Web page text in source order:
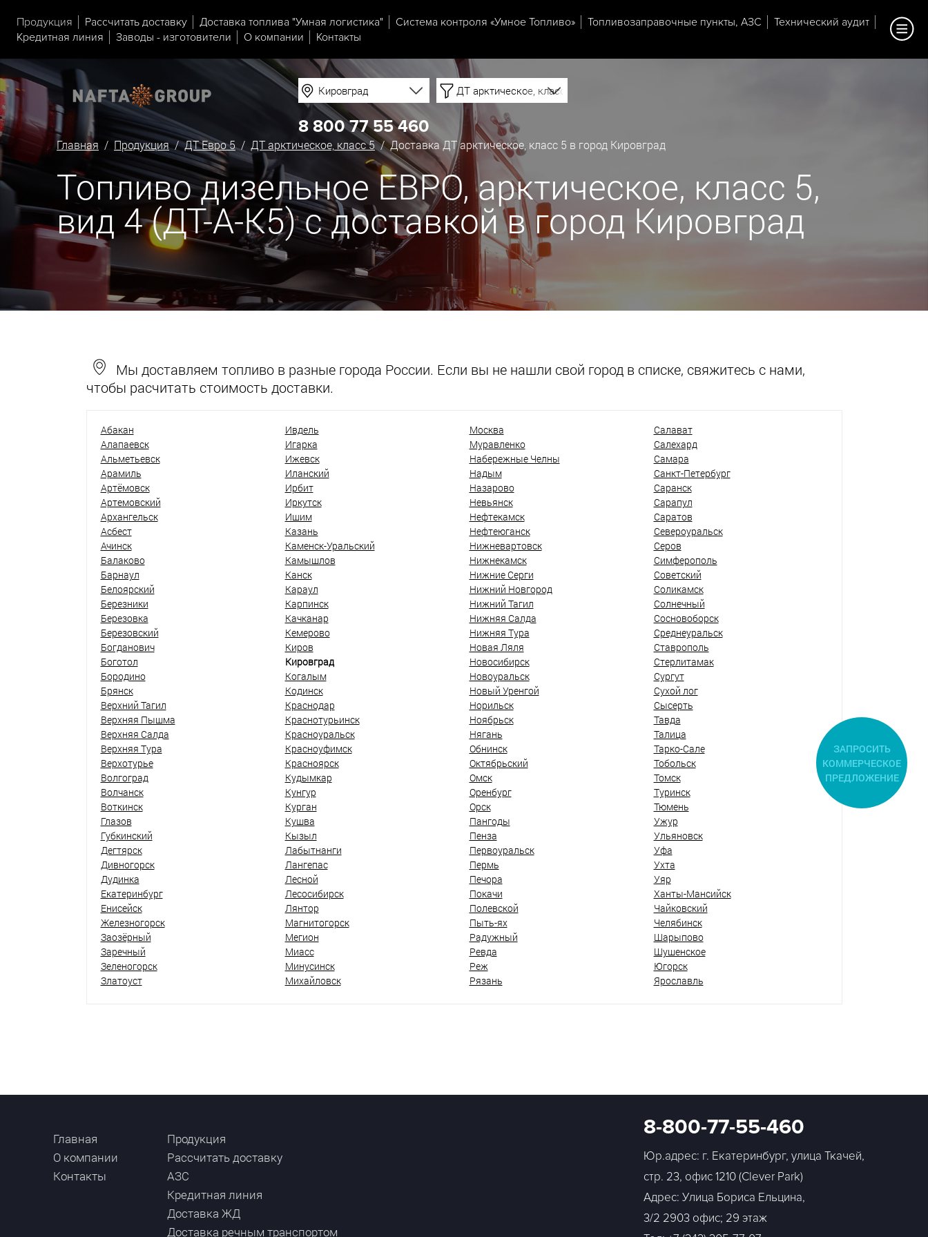
Продукция Рассчитать доставку Доставка топлива "Умная логистика" Система контроля «Умное Топливо» Топливозаправочные пункты, АЗС
Технический аудит
Кредитная линия
Заводы - изготовители О компании Контакты
Кировград ДТ арктическое, класс 5
8 800 77 55 460
Главная / Продукция/ДТ Евро 5/ ДТ арктическое, класс 5/ Доставка ДТ арктическое, класс 5 в город Кировград
Топливо дизельное ЕВРО, арктическое, класс 5,
вид 4 (ДТ-А-К5) с доставкой в город Кировград
Мы доставляем топливо в разные города России. Если вы не нашли свой город в списке, свяжитесь с нами,
чтобы расчитать стоимость доставки.
Абакан
Алапаевск
Альметьевск
Арамиль
Артёмовск
Артемовский
Архангельск
Асбест
Ачинск
Балаково
Барнаул
Белоярский
Березники
Березовка
Березовский
Богданович
Боготол
Бородино
Брянск
Верхний Тагил
Верхняя Пышма
Верхняя Салда
Верхняя Тура
Верхотурье
Волгоград
Волчанск
Воткинск
Глазов
Губкинский
Дегтярск
Дивногорск
Дудинка
Екатеринбург
Енисейск
Железногорск
Заозёрный
Заречный
Зеленогорск
Златоуст
Ивдель
Игарка
Ижевск
Иланский
Ирбит
Иркутск
Ишим
Казань
Каменск-Уральский
Камышлов
Канск
Караул
Карпинск
Качканар
Кемерово
Киров
Кировград
Когалым
Кодинск
Краснодар
Краснотурьинск
Красноуральск
Красноуфимск
Красноярск
Кудымкар
Кунгур
Курган
Кушва
Кызыл
Лабытнанги
Лангепас
Лесной
Лесосибирск
Лянтор
Магнитогорск
Мегион
Миасс
Минусинск
Михайловск
Москва
Муравленко
Набережные Челны
Надым
Назарово
Невьянск
Нефтекамск
Нефтеюганск
Нижневартовск
Нижнекамск
Нижние Серги
Нижний Новгород
Нижний Тагил
Нижняя Салда
Нижняя Тура
Новая Ляля
Новосибирск
Новоуральск
Новый Уренгой
Норильск
Ноябрьск
Нягань
Обнинск
Октябрьский
Омск
Оренбург
Орск
Пангоды
Пенза
Первоуральск
Пермь
Печора
Покачи
Полевской
Пыть-ях
Радужный
Ревда
Реж
Рязань
Салават
Салехард
Самара
Санкт-Петербург
Саранск
Сарапул
Саратов
Североуральск
Серов
Симферополь
Советский
Соликамск
Солнечный
Сосновоборск
Среднеуральск
Ставрополь
Стерлитамак
Сургут
Сухой лог
Сысерть
Тавда
Талица
Тарко-Сале
Тобольск
Томск
Туринск
Тюмень
Ужур
Ульяновск
Уфа
Ухта
Уяр
Ханты-Мансийск
Чайковский
Челябинск
Шарыпово
Шушенское
Югорск
Ярославль
Главная
О компании
Контакты
Продукция
Рассчитать доставку
АЗС
Кредитная линия
Доставка ЖД
Доставка речным транспортом
8-800-77-55-460
Юр.адрес: г. Екатеринбург, улица Ткачей,
стр. 23, офис 1210 (Clever Park)
Адрес: Улица Бориса Ельцина,
3/2 2903 офис; 29 этаж
ЗАПРОСИТЬ
КОММЕРЧЕСКОЕ
ПРЕДЛОЖЕНИЕ